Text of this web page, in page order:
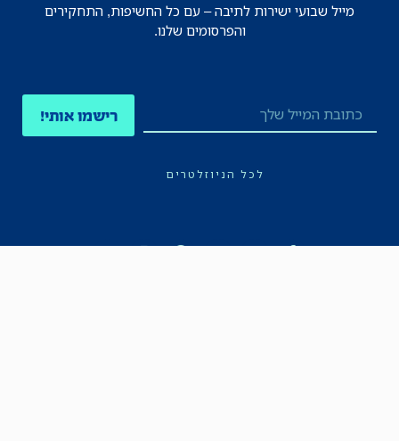
מייל שבועי ישירות לתיבה – עם כל החשיפות, התחקירים
והפרסומים שלנו.
רישמו אותי!
לכל הניוזלטרים